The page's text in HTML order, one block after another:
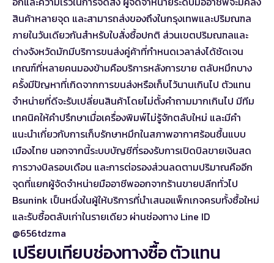
สินค้าหลายจุด และสามารถส่งของถึงในกรุงเทพและปริมณฑล
ภายในวันเดียวกันสำหรับใบสั่งซื้อปกติ ส่วนเขตปริมณฑลและ
ต่างจังหวัดมักมีบริการขนส่งคู่ค้าที่กำหนดเวลาส่งได้ชัดเจน
เกณฑ์ที่หลายคนมองข้ามคือบริการหลังการขาย ตลับหมึกบาง
ครั้งมีปัญหาที่เกิดจากการขนส่งหรือเก็บไว้นานเกินไป ตัวแทน
จำหน่ายที่ดีจะรับเปลี่ยนสินค้าโดยไม่ตั้งคำถามมากเกินไป มีทีม
เทคนิคให้คำปรึกษาเมื่อเครื่องพิมพ์ไม่รู้จักตลับใหม่ และมีคำ
แนะนำเกี่ยวกับการเก็บรักษาหมึกในสภาพอากาศร้อนชื้นแบบ
เมืองไทย นอกจากนี้ระบบบัญชีที่รองรับการเปิดบิลขายเงินสด
การวางบิลรอบเดือน และการต่อรองส่วนลดตามปริมาณคืออีก
จุดที่แยกผู้จัดจำหน่ายมืออาชีพออกจากร้านขายปลีกทั่วไป
Bsunink เป็นหนึ่งในผู้ให้บริการที่นำเสนอแพ็กเกจครบทั้งซื้อใหม่
และรับซื้อตลับเก่าในรายเดียว ผ่านช่องทาง Line ID
@656tdzma
เปรียบเทียบช่องทางซื้อ ตัวแทน